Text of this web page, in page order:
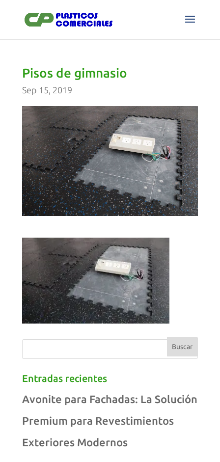
Pisos de gimnasio
Sep 15, 2019
Entradas recientes
Avonite para Fachadas: La Solución
Premium para Revestimientos
Exteriores Modernos